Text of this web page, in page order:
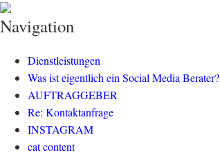
klisch.net
social media rockt
Navigation
Dienstleistungen
Was ist eigentlich ein Social Media Berater?
AUFTRAGGEBER
Re: Kontaktanfrage
INSTAGRAM
cat content